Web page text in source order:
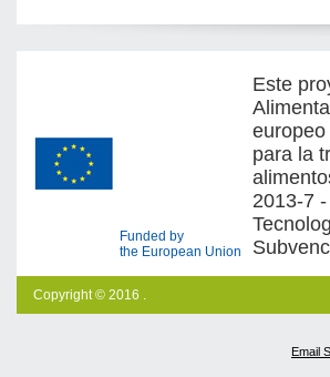
Funded by
the European Union
Este
para la
2013-7
Copyright © 2016 .
Email